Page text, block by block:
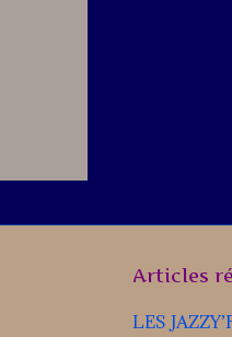
Articles
LES